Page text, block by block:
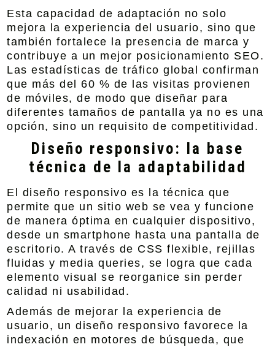
Esta capacidad de adaptación no solo
mejora la experiencia del usuario, sino que
también fortalece la presencia de marca y
contribuye a un mejor posicionamiento SEO .
Las estadísticas de tráfico global confirman
que más del 60 % de las visitas provienen
de móviles, de modo que diseñar para
diferentes tamaños de pantalla ya no es una
opción, sino un requisito de competitividad.
Diseño responsivo: la base
técnica de la adaptabilidad
El diseño responsivo es la técnica que
permite que un sitio web se vea y funcione
de manera óptima en cualquier dispositivo,
desde un smartphone hasta una pantalla de
escritorio. A través de CSS flexible, rejillas
fluidas y media queries, se logra que cada
elemento visual se reorganice sin perder
calidad ni usabilidad.
Además de mejorar la experiencia de
usuario, un diseño responsivo favorece la
indexación en motores de búsqueda, que